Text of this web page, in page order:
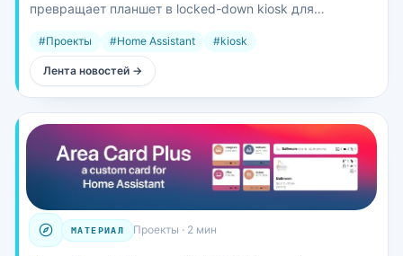
превращает планшет в locked-down kiosk для
#Проекты #Home Assistant #kiosk
Лента новостей →
МАТЕРИАЛ Проекты · 2 мин